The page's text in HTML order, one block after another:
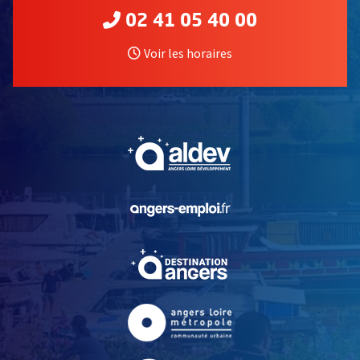
02 41 05 40 00
Voir les horaires
, Ouvre une nouvelle
, Ouvre une nouvelle